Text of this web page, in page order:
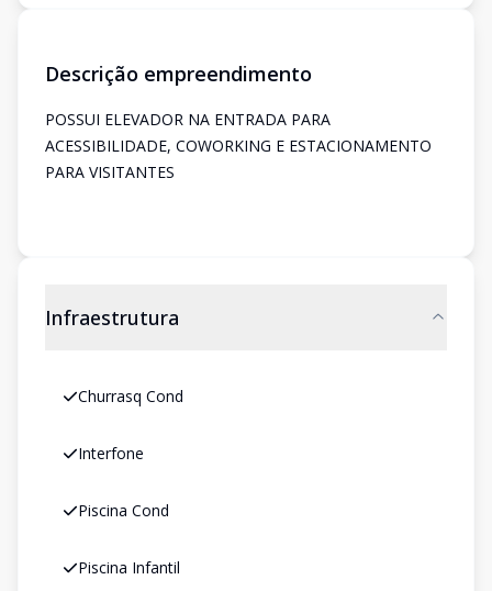
Descrição empreendimento
POSSUI ELEVADOR NA ENTRADA PARA
ACESSIBILIDADE, COWORKING E ESTACIONAMENTO
PARA VISITANTES
Infraestrutura
Churrasq Cond
Interfone
Piscina Cond
Piscina Infantil